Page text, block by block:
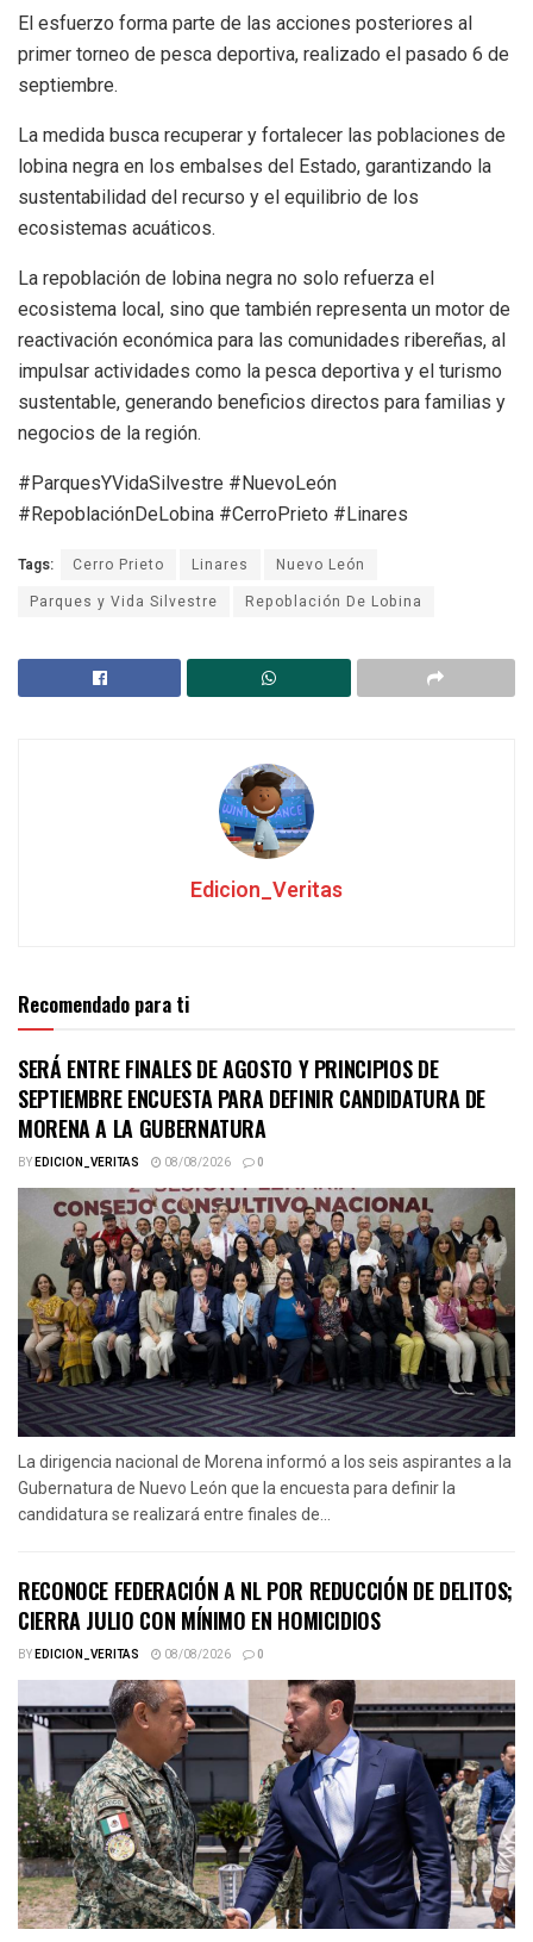
El esfuerzo forma parte de las acciones posteriores al
primer torneo de pesca deportiva, realizado el pasado 6 de
septiembre.
La medida busca recuperar y fortalecer las poblaciones de
lobina negra en los embalses del Estado, garantizando la
sustentabilidad del recurso y el equilibrio de los
ecosistemas acuáticos.
La repoblación de lobina negra no solo refuerza el
ecosistema local, sino que también representa un motor de
reactivación económica para las comunidades ribereñas, al
impulsar actividades como la pesca deportiva y el turismo
sustentable, generando beneficios directos para familias y
negocios de la región.
#ParquesYVidaSilvestre #NuevoLeón
#RepoblaciónDeLobina #CerroPrieto #Linares
Tags: Cerro Prieto Linares
Nuevo León
Parques y Vida Silvestre
Repoblación De Lobina
Edicion_Veritas
Recomendado para ti
SERÁ ENTRE FINALES DE AGOSTO Y PRINCIPIOS DE
SEPTIEMBRE ENCUESTA PARA DEFINIR CANDIDATURA DE
MORENA A LA GUBERNATURA
BYEDICION_VERITAS 08/08/2026 0
La dirigencia nacional de Morena informó a los seis aspirantes a la
Gubernatura de Nuevo León que la encuesta para definir la
candidatura se realizará entre finales de...
RECONOCE FEDERACIÓN A NL POR REDUCCIÓN DE DELITOS;
CIERRA JULIO CON MÍNIMO EN HOMICIDIOS
BYEDICION_VERITAS 08/08/2026 0